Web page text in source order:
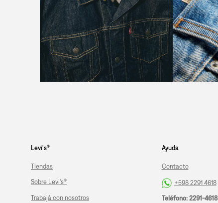
Levi's®
Tiendas
Sobre Levi's®
Trabajá con nosotros
Ayuda
Contacto
+598 2291 4618
Teléfono: 2291-4618